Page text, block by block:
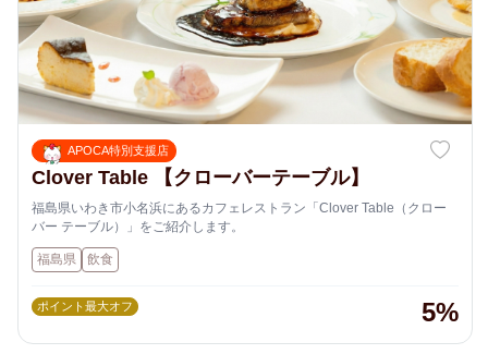
APOCA特別支援店
Clover Table 【クローバーテーブル】
福島県いわき市小名浜にあるカフェレストラン「Clover Table（クロー
バー テーブル）」をご紹介します。
福島県 飲食
ポイント最大オフ 5%